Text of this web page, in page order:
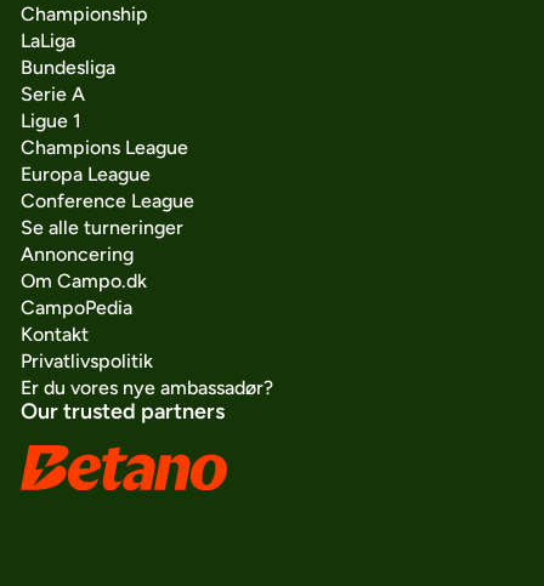
Championship
LaLiga
Bundesliga
Serie A
Ligue 1
Champions League
Europa League
Conference League
Se alle turneringer
Annoncering
Om Campo.dk
CampoPedia
Kontakt
Privatlivspolitik
Er du vores nye ambassadør?
Our trusted partners